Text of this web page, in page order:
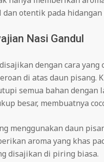
otentik pada hidangan
Nasi Gandul
dengan cara
di atas daun pisang.
semua bahan
besar, membuatnya
menggunakan daun
aroma yang khas
disajikan di piring biasa.